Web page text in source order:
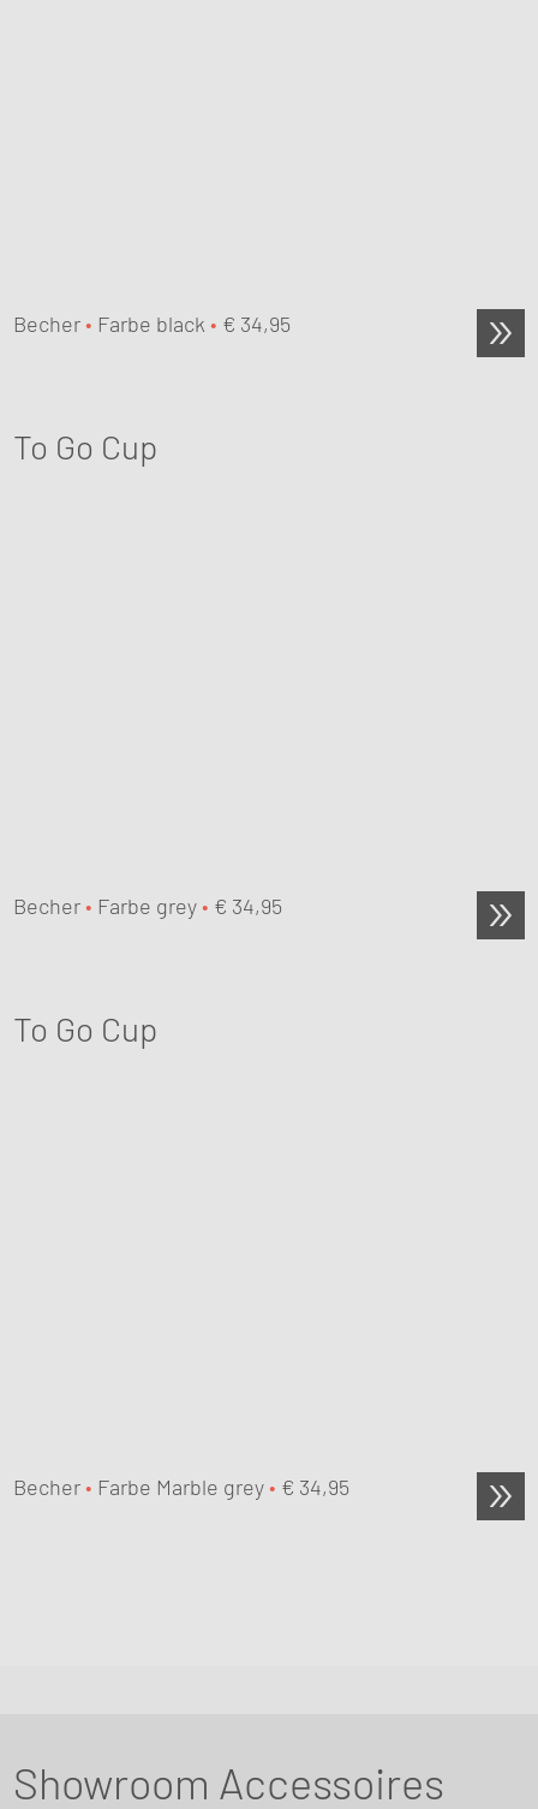
Becher • Farbe black • € 34,95
To Go Cup
Becher • Farbe grey • € 34,95
To Go Cup
Becher • Farbe Marble grey • € 34,95
Showroom Accessoires